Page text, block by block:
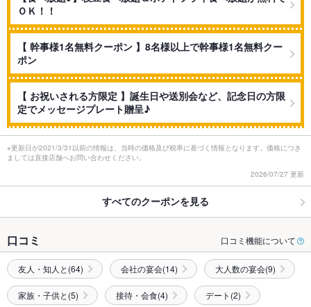
ＯＫ！！
【 幹事様1名無料クーポン 】8名様以上で幹事様1名無料クー
ポン
【 お祝いされる方限定 】誕生日や送別会など、記念日の方限
定でメッセージプレート贈呈♪
※更新日が2021/3/31以前の情報は、当時の価格及び税率に基づく情報となります。価格につき
ましては直接店舗へお問い合わせください。
2026/07/27 更新
すべてのクーポンを見る
口コミ 口コミ機能について
友人・知人と(64) 会社の宴会(14) 大人数の宴会(9)
家族・子供と(5) 接待・会食(4) デート(2)